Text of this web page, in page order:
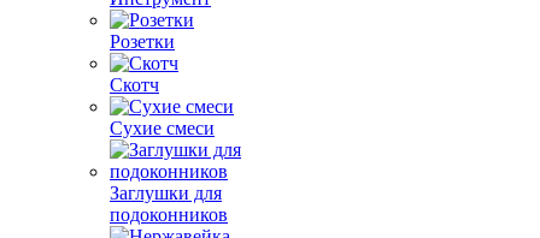
Розетки
Скотч
Сухие смеси
Заглушки для
подоконников